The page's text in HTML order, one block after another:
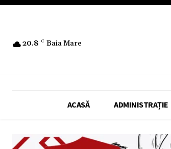
20.8 C Baia Mare
ACASĂ ADMINISTRAȚIE